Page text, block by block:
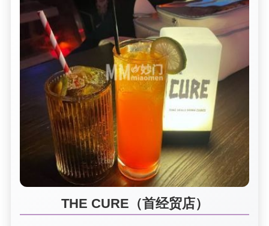
THE CURE（首经贸店）